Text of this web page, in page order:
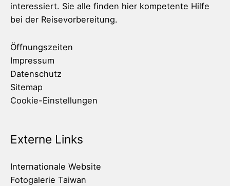
interessiert. Sie alle finden hier kompetente Hilfe
bei der Reisevorbereitung.
Öffnungszeiten
Impressum
Datenschutz
Sitemap
Cookie-Einstellungen
Externe Links
Internationale Website
Fotogalerie Taiwan